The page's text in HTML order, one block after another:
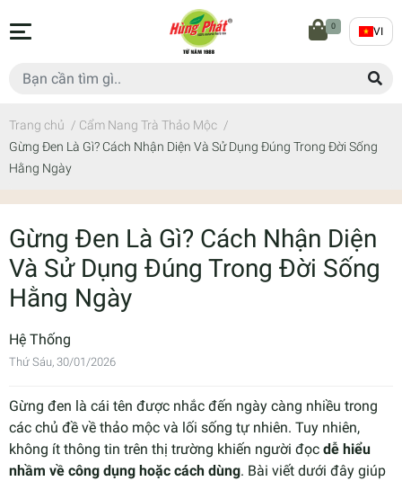
0 VI
Trang chủ / Cẩm Nang Trà Thảo Mộc /
Gừng Đen Là Gì? Cách Nhận Diện Và Sử Dụng Đúng Trong Đời Sống
Hằng Ngày
Gừng Đen Là Gì? Cách Nhận Diện
Và Sử Dụng Đúng Trong Đời Sống
Hằng Ngày
Hệ Thống
Thứ Sáu, 30/01/2026
Gừng đen là cái tên được nhắc đến ngày càng nhiều trong
các chủ đề về thảo mộc và lối sống tự nhiên. Tuy nhiên,
không ít thông tin trên thị trường khiến người đọc dễ hiểu
nhầm về công dụng hoặc cách dùng. Bài viết dưới đây giúp